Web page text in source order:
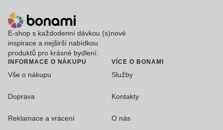
E-shop s každodenní dávkou (s)nové
inspirace a nejširší nabídkou
produktů pro krásné bydlení.
INFORMACE O NÁKUPU
Vše o nákupu
Doprava
Reklamace a vrácení
VÍCE O BONAMI
Služby
Kontakty
O nás